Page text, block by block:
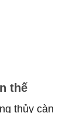
thế
thủy càn